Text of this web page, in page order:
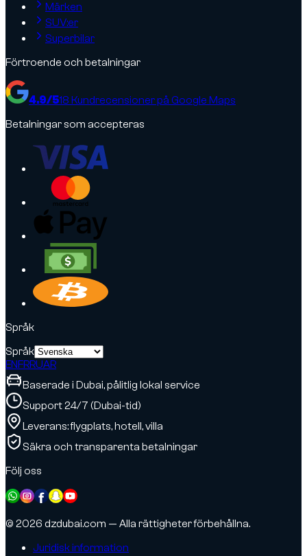
Märken
SUV:er
Superbilar
Förtroende och betalningar
4.9/518 Kundrecensioner på Google Maps
Betalningar som accepteras
Språk
Språk
ENFRRUAR
Baserade i Dubai, pålitlig lokal service
Support 24/7 (Dubai-tid)
Leverans: flygplats, hotell, villa
Säkra och transparenta betalningar
Följ oss
© 2026 dzdubai.com — Alla rättigheter förbehållna.
Juridisk information